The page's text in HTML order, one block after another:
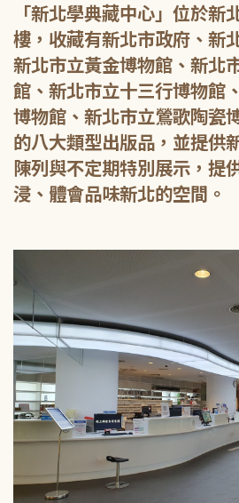
「新北學典藏中心」位於新
樓，收藏有新北市政府、新
新北市立黃金博物館、新北
館、新北市立十三行博物館
博物館、新北市立鶯歌陶瓷
的八大類型出版品，並提供
陳列與不定期特別展示，提
浸、體會品味新北的空間。